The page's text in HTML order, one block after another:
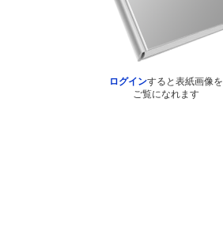
ログインすると表紙画像を
ご覧になれます